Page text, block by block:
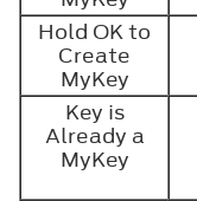
Hold OK to
Create
MyKey
Key is
Already a
MyKey